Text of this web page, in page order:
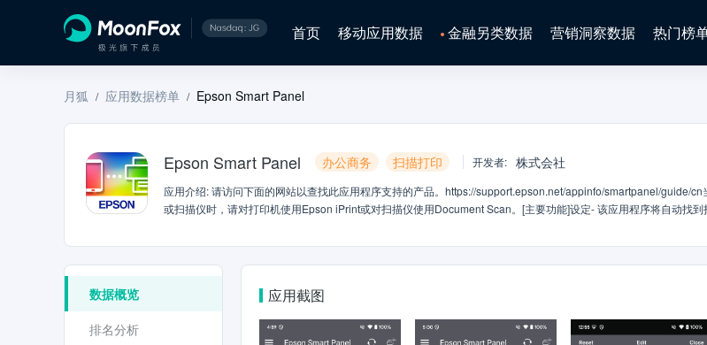
首页 移动应用数据 金融另类数据 营销洞察数据 热门榜
月狐 / 应用数据榜单 / Epson Smart Panel
Epson Smart Panel 办公商务 扫描打印 开发者: 株式会社
应用介绍:请访问下面的网站以查找此应用程序支持的产品。https://support.epson.net/appinfo/smartpanel/guide/cn
或扫描仪时，请对打印机使用Epson iPrint或对扫描仪使用Document Scan。[主要功能]设定- 该应用程序将自动找
需的位置，例如智能手机和云服务上的文件夹。它也可以附加到电子邮件中。复印 *仅限打印机- 除了基本复印外，
[显示解决方案]按钮将引导您找到解决方案。请访问以下网站查看有关使用此应用程序的许可证协议。
接回复您的邮件，请谅解。
数据概览
排名分析
应用截图